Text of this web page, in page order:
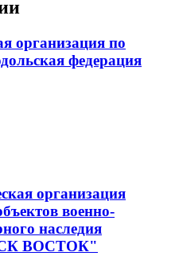
организация по
федерация
организация
военно-
наследия
ВОСТОК"